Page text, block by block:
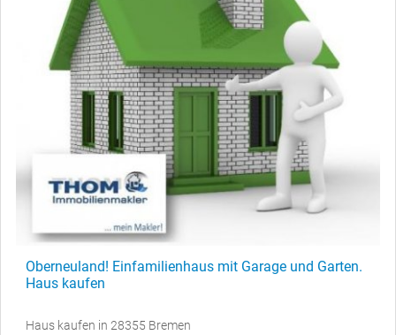
Oberneuland! Einfamilienhaus mit Garage und Garten.
Haus kaufen
Haus kaufen in 28355 Bremen